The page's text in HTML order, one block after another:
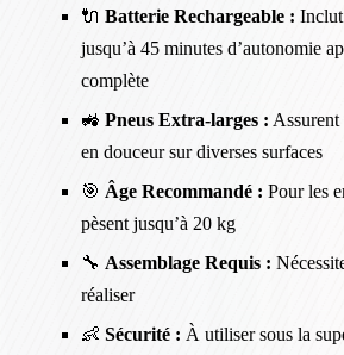
🔌 Batterie Rechargeable :
jusqu’à 45 minutes d’autonomie
complète
🚜 Pneus Extra-larges : Assurent
en douceur sur diverses surfaces
🎯 Âge Recommandé : Pour les
pèsent jusqu’à 20 kg
🔧 Assemblage Requis :
réaliser
👶 Sécurité : À utiliser sous la